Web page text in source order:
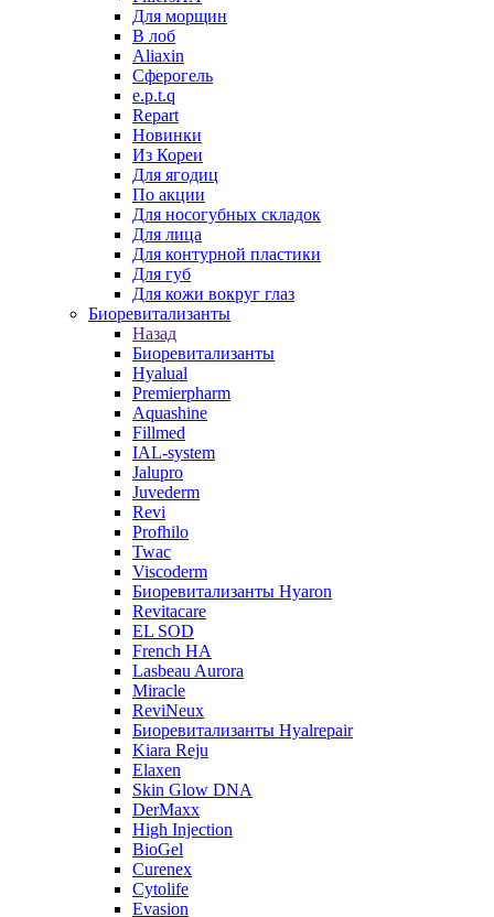
Для морщин
В лоб
Aliaxin
Сферогель
e.p.t.q
Repart
Новинки
Из Кореи
Для ягодиц
По акции
Для носогубных складок
Для лица
Для контурной пластики
Для губ
Для кожи вокруг глаз
Биоревитализанты
Назад
Биоревитализанты
Hyalual
Premierpharm
Aquashine
Fillmed
IAL-system
Jalupro
Juvederm
Revi
Profhilo
Twac
Viscoderm
Биоревитализанты Hyaron
Revitacare
EL SOD
French HA
Lasbeau Aurora
Miracle
ReviNeux
Биоревитализанты Hyalrepair
Kiara Reju
Elaxen
Skin Glow DNA
DerMaxx
High Injection
BioGel
Curenex
Cytolife
Evasion